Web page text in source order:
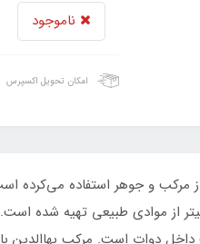
ناموجود
امکان تحویل اکسپرس
از مرکب و جوهر استفاده
بهاالدین با حجم اسمی 60 میلی لیتر از
دوات است. مرکب بهاالدین